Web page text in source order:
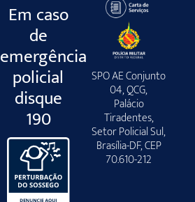
Em caso
de
emergência
policial
disque
190
SPO AE Conjunto
04, QCG,
Palácio
Tiradentes,
Setor Policial Sul,
Brasília-DF, CEP
70.610-212